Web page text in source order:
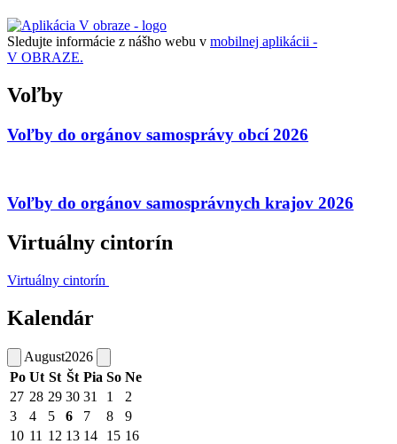
Sledujte informácie z nášho webu v mobilnej aplikácii -
V OBRAZE.
Voľby
Voľby do orgánov samosprávy obcí 2026
Voľby do orgánov samosprávnych krajov 2026
Virtuálny cintorín
Virtuálny cintorín
Kalendár
August2026
Po Ut St Št Pia So Ne
27 28 29 30 31 1
2
3
4 5 6 7 8
9
10 11 12 13 14 15 16